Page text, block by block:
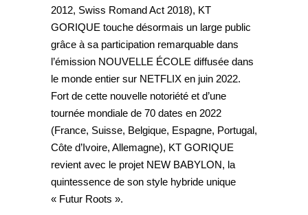
2012, Swiss Romand Act 2018), KT
GORIQUE touche désormais un large public
grâce à sa participation remarquable dans
l’émission NOUVELLE ÉCOLE diffusée dans
le monde entier sur NETFLIX en juin 2022.
Fort de cette nouvelle notoriété et d’une
tournée mondiale de 70 dates en 2022
(France, Suisse, Belgique, Espagne, Portugal,
Côte d’Ivoire, Allemagne), KT GORIQUE
revient avec le projet NEW BABYLON, la
quintessence de son style hybride unique
« Futur Roots ».